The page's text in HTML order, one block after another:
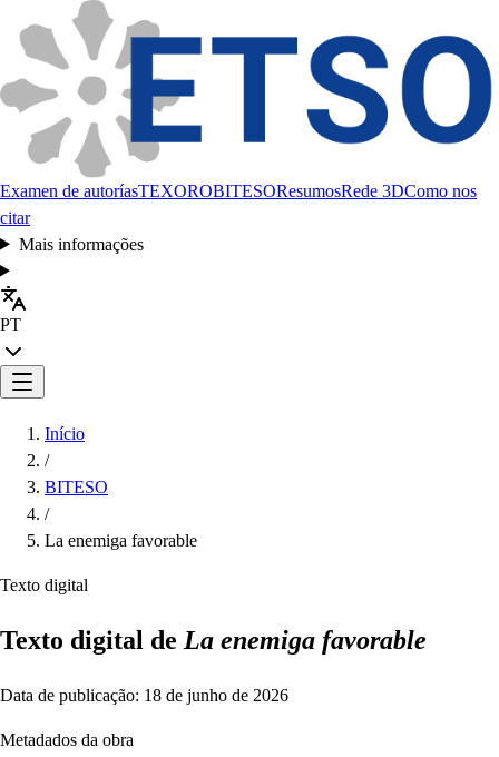
Examen de autoríasTEXOROBITESOResumosRede 3DComo nos
citar
Mais informações
PT
Início
/
BITESO
/
La enemiga favorable
Texto digital
Texto digital de La enemiga favorable
Data de publicação: 18 de junho de 2026
Metadados da obra